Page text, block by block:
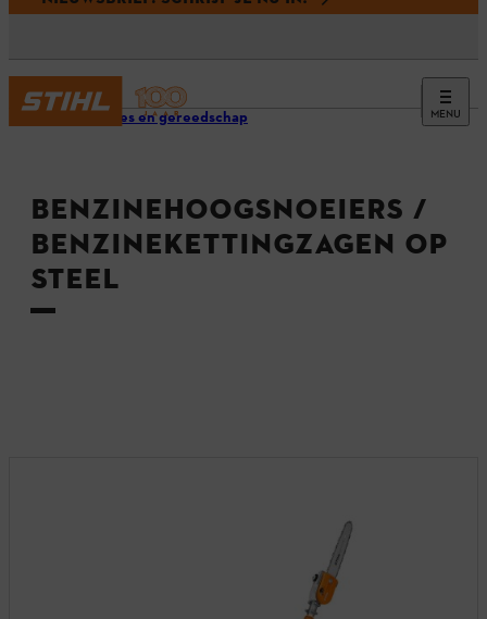
MENU
Machines en gereedschap
BENZINEHOOGSNOEIERS /
BENZINEKETTINGZAGEN OP
STEEL